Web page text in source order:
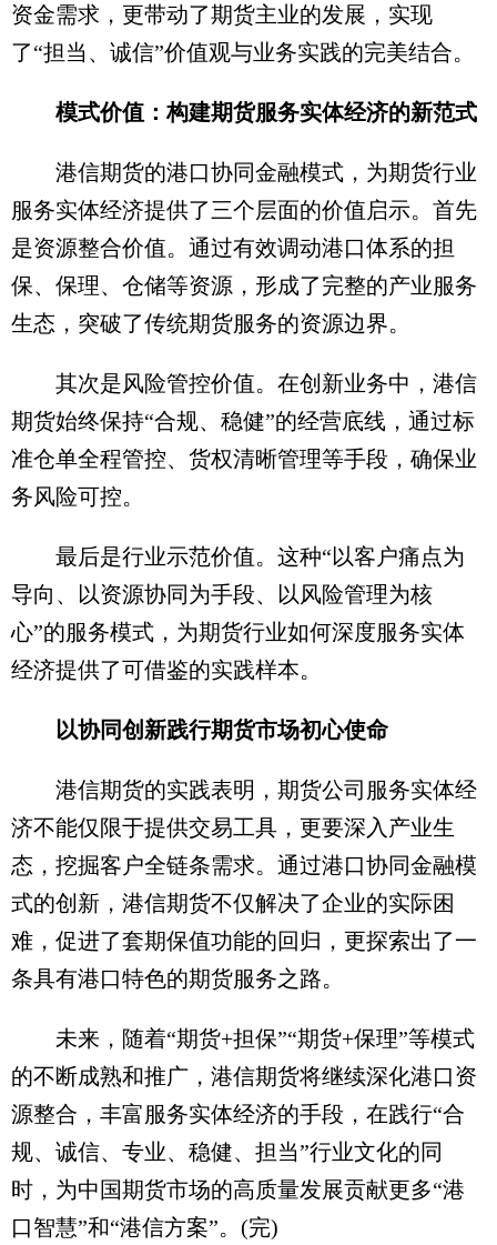
资金需求，更带动了期货主业的发展，实现
了“担当、诚信”价值观与业务实践的完美结合。
模式价值：构建期货服务实体经济的新范式
港信期货的港口协同金融模式，为期货行业
服务实体经济提供了三个层面的价值启示。首先
是资源整合价值。通过有效调动港口体系的担
保、保理、仓储等资源，形成了完整的产业服务
生态，突破了传统期货服务的资源边界。
其次是风险管控价值。在创新业务中，港信
期货始终保持“合规、稳健”的经营底线，通过标
准仓单全程管控、货权清晰管理等手段，确保业
务风险可控。
最后是行业示范价值。这种“以客户痛点为
导向、以资源协同为手段、以风险管理为核
心”的服务模式，为期货行业如何深度服务实体
经济提供了可借鉴的实践样本。
以协同创新践行期货市场初心使命
港信期货的实践表明，期货公司服务实体经
济不能仅限于提供交易工具，更要深入产业生
态，挖掘客户全链条需求。通过港口协同金融模
式的创新，港信期货不仅解决了企业的实际困
难，促进了套期保值功能的回归，更探索出了一
条具有港口特色的期货服务之路。
未来，随着“期货+担保”“期货+保理”等模式
的不断成熟和推广，港信期货将继续深化港口资
源整合，丰富服务实体经济的手段，在践行“合
规、诚信、专业、稳健、担当”行业文化的同
时，为中国期货市场的高质量发展贡献更多“港
口智慧”和“港信方案”。(完)